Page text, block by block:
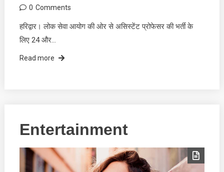
0 Comments
हरिद्वार। लोक सेवा आयोग की ओर से असिस्टेंट प्रोफेसर की भर्ती के
लिए 24 और…
Read more
Entertainment